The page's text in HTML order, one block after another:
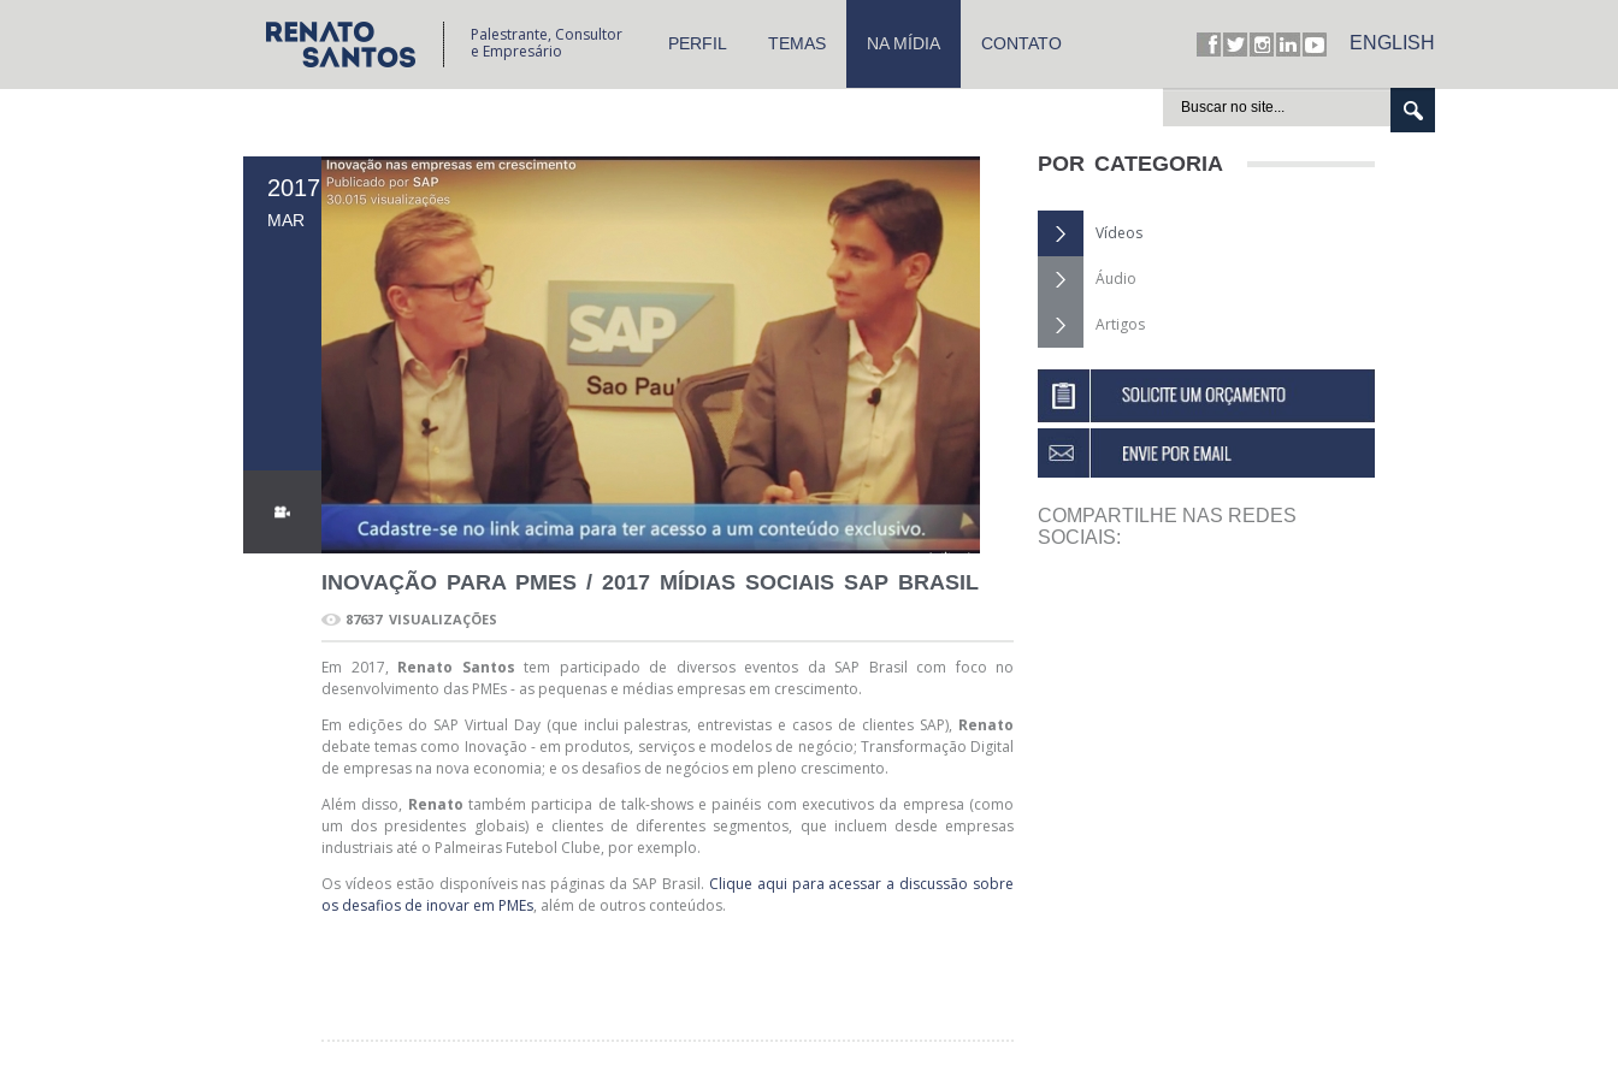
Palestrante, Consultor
e Empresário
PERFIL TEMAS NA MÍDIA CONTATO ENGLISH
2017
MAR
INOVAÇÃO PARA PMES / 2017 MÍDIAS SOCIAIS SAP BRASIL
87637 VISUALIZAÇÕES
Em 2017, Renato Santos tem participado de diversos eventos da SAP Brasil com foco no
desenvolvimento das PMEs - as pequenas e médias empresas em crescimento.
Em edições do SAP Virtual Day (que inclui palestras, entrevistas e casos de clientes SAP), Renato
debate temas como Inovação - em produtos, serviços e modelos de negócio; Transformação Digital
de empresas na nova economia; e os desafios de negócios em pleno crescimento.
Além disso, Renato também participa de talk-shows e painéis com executivos da empresa (como
um dos presidentes globais) e clientes de diferentes segmentos, que incluem desde empresas
industriais até o Palmeiras Futebol Clube, por exemplo.
Os vídeos estão disponíveis nas páginas da SAP Brasil. Clique aqui para acessar a discussão sobre
os desafios de inovar em PMEs, além de outros conteúdos.
POR CATEGORIA
Vídeos
Áudio
Artigos
COMPARTILHE NAS REDES
SOCIAIS: